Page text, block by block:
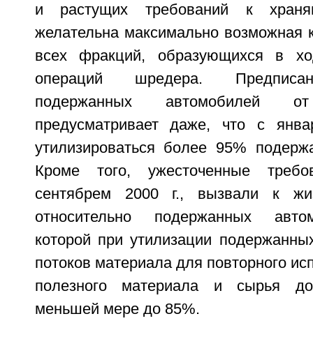
и растущих требований к
желательна максимально возможная
всех фракций, образующихся в
операций шредера.
подержанных автомобилей
предусматривает даже, что с
утилизироваться более 95%
Кроме того, ужесточенные
сентябрем 2000 г., вызвали к
относительно подержанных
которой при утилизации
потоков материала для повторного
полезного материала и сырья
меньшей мере до 85%.